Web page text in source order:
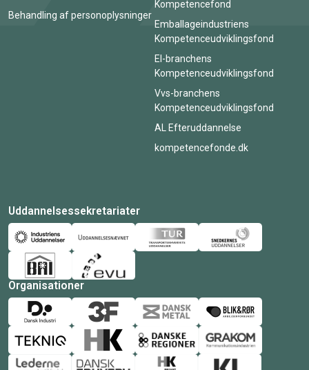
Behandling af personoplysninger
Kompetencefond
Emballageindustriens
Kompetenceudviklingsfond
El-branchens
Kompetenceudviklingsfond
Vvs-branchens
Kompetenceudviklingsfond
AL Efteruddannelse
kompetencefonde.dk
Uddannelsessekretariater
Organisationer